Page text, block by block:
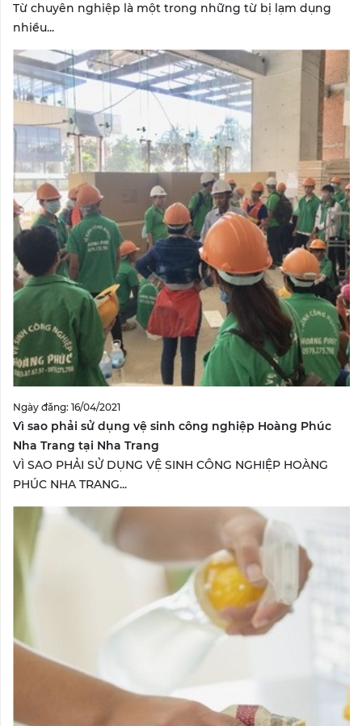
Từ chuyên nghiệp là một trong những từ bị lạm dụng
nhiều...
Ngày đăng: 16/04/2021
Vì sao phải sử dụng vệ sinh công nghiệp Hoàng Phúc
Nha Trang tại Nha Trang
VÌ SAO PHẢI SỬ DỤNG VỆ SINH CÔNG NGHIỆP HOÀNG
PHÚC NHA TRANG...